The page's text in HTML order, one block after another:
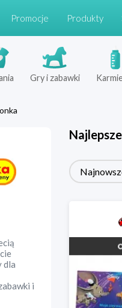
Promocje Produkty
Gry i zabawki
dla
i